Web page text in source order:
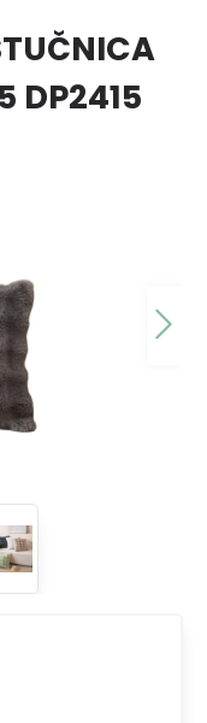
DP2415